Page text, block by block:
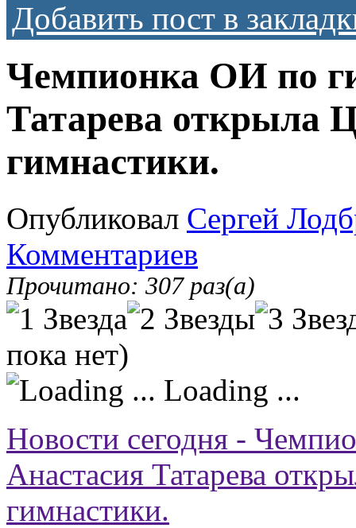
Добавить пост в
Чемпионка ОИ по
Татарева открыла
гимнастики.
Опубликовал Сергей
Комментариев
Прочитано: 307 раз(а)
пока нет)
Loading ...
Новости сегодня -
Анастасия Татарева
гимнастики.